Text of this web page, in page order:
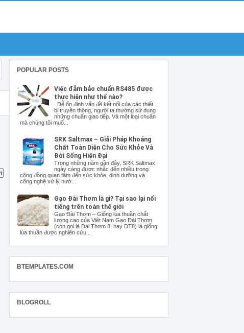
POPULAR POSTS
Việc đảm bảo chuẩn RS485 được
thực hiện như thế nào?
Để ổn định vấn đề kết nối của các thiết
bị truyền thông, người ta thường sử dụng
những chuẩn giao tiếp. Và một loại chuẩn
mà chúng tôi muố...
SRK Saltmax – Giải Pháp Khoáng
Chất Toàn Diện Cho Sức Khỏe Và
Đời Sống Hiện Đại
Trong những năm gần đây, SRK Saltmax
ngày càng được nhắc đến nhiều trong
cộng đồng quan tâm đến sức khỏe, dinh dưỡng và
công nghệ xử lý nướ...
Gạo Đài Thơm là gì? Tại sao lại nổi
tiếng trên toàn thế giới
Gạo Đài Thơm – Giống lúa thuần chất
lượng cao của Việt Nam Gạo Đài Thơm
(còn gọi là Đài Thơm 8, hay DT8) là giống
lúa thuần được nghiên cứu...
BTEMPLATES.COM
BLOGROLL